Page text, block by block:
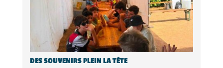
DES SOUVENIRS PLEIN LA TÊTE